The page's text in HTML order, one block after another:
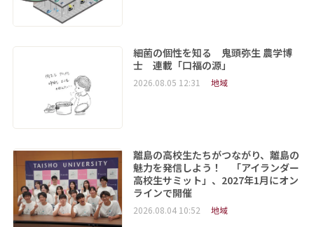
細菌の個性を知る 鬼頭弥生 農学博
士 連載「口福の源」
2026.08.05 12:31 地域
離島の高校生たちがつながり、離島の
魅力を発信しよう！ 「アイランダー
高校生サミット」、2027年1月にオン
ラインで開催
2026.08.04 10:52 地域